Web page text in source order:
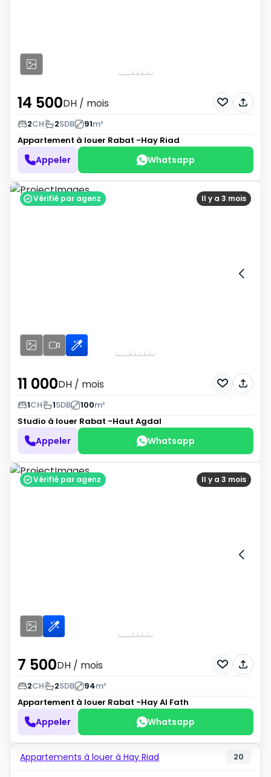
14 500DH / mois
2CH 2SDB 91m²
Appartement à louer Rabat -Hay Riad
Appeler Whatsapp
Il y a 3 mois
Vérifié par agenz
11 000DH / mois
1CH 1SDB 100m²
Studio à louer Rabat -Haut Agdal
Appeler Whatsapp
Il y a 3 mois
Vérifié par agenz
7 500DH / mois
2CH 2SDB 94m²
Appartement à louer Rabat -Hay Al Fath
Appeler Whatsapp
Appartements à louer à Hay Riad 20